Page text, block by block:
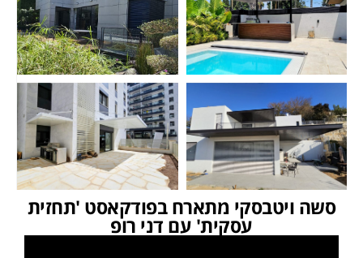
סשה ויטבסקי מתארח בפודקאסט 'תחזית
עסקית' עם דני רופ